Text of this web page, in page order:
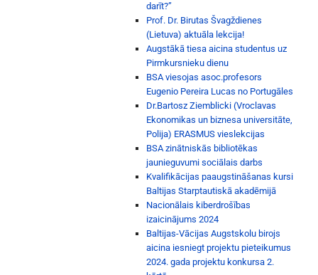
darīt?”
Prof. Dr. Birutas Švagždienes
(Lietuva) aktuāla lekcija!
Augstākā tiesa aicina studentus uz
Pirmkursnieku dienu
BSA viesojas asoc.profesors
Eugenio Pereira Lucas no Portugāles
Dr.Bartosz Ziemblicki (Vroclavas
Ekonomikas un biznesa universitāte,
Polija) ERASMUS vieslekcijas
BSA zinātniskās bibliotēkas
jaunieguvumi sociālais darbs
Kvalifikācijas paaugstināšanas kursi
Baltijas Starptautiskā akadēmijā
Nacionālais kiberdrošības
izaicinājums 2024
Baltijas-Vācijas Augstskolu birojs
aicina iesniegt projektu pieteikumus
2024. gada projektu konkursa 2.